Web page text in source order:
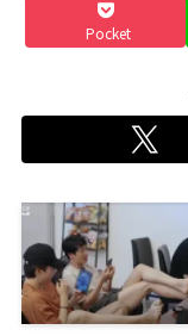
Pocket